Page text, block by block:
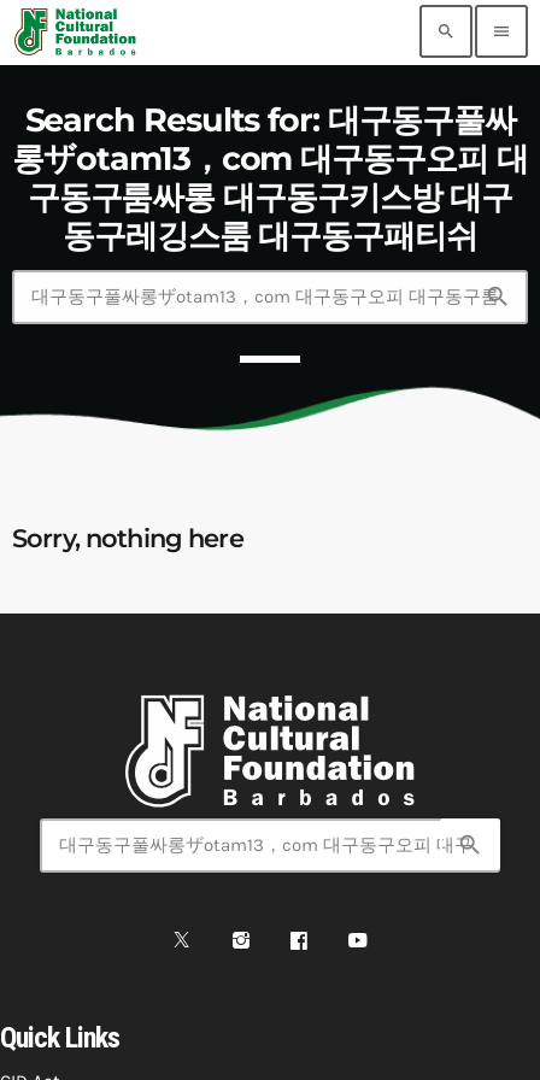
search menu
Search Results for: 대구동구풀싸
롱ザotam13，com 대구동구오피 대
구동구룸싸롱 대구동구키스방 대구
동구레깅스룸 대구동구패티쉬
search
Sorry, nothing here
search
Quick Links